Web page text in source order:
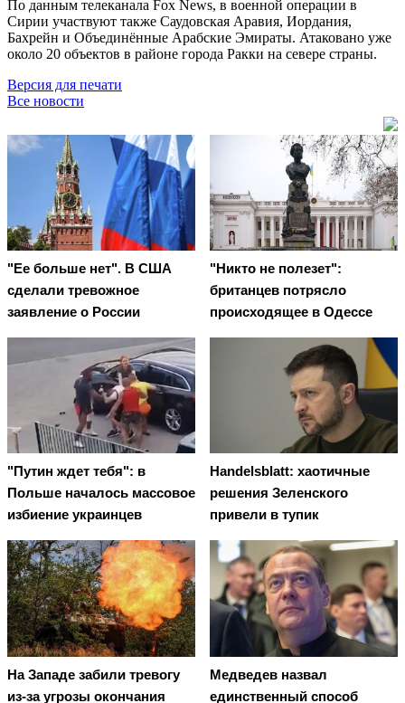
По данным телеканала Fox News, в военной операции в
Сирии участвуют также Саудовская Аравия, Иордания,
Бахрейн и Объединённые Арабские Эмираты. Атаковано уже
около 20 объектов в районе города Ракки на севере страны.
Версия для печати
Все новости
"Ее больше нет". В США
сделали тревожное
заявление о России
"Никто не полезет":
британцев потрясло
происходящее в Одессе
"Путин ждет тебя": в
Польше началось массовое
избиение украинцев
Handelsblatt: хаотичные
решения Зеленского
привели в тупик
На Западе забили тревогу
из-за угрозы окончания
Медведев назвал
единственный способ